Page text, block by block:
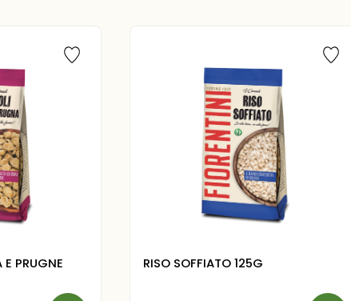
PRUGNE
RISO SOFFIATO 125G